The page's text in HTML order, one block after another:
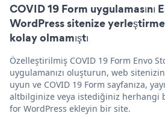
COVID 19 Form
WordPress sitenize
kolay olmamıştı
Özelleştirilmiş COVID 19 Form Envo
uygulamanızı oluşturun, web
uyun ve COVID 19 Form sayfanıza,
altbilginize veya istediğiniz herhangi
for WordPress ekleyin bir site.